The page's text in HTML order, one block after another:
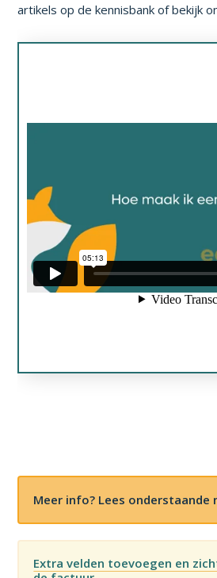
artikels op de kennisbank of bekijk
Meer info? Lees
Extra velden toevoegen en